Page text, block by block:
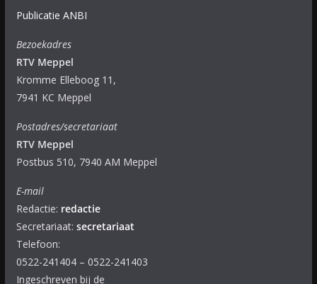
Publicatie ANBI
Bezoekadres
RTV Meppel
Kromme Elleboog 11,
7941 KC Meppel
Postadres/secretariaat
RTV Meppel
Postbus 510, 7940 AM Meppel
E-mail
Redactie: redactie
Secretariaat: secretariaat
Telefoon:
0522-241404 – 0522-241403
Ingeschreven bij de